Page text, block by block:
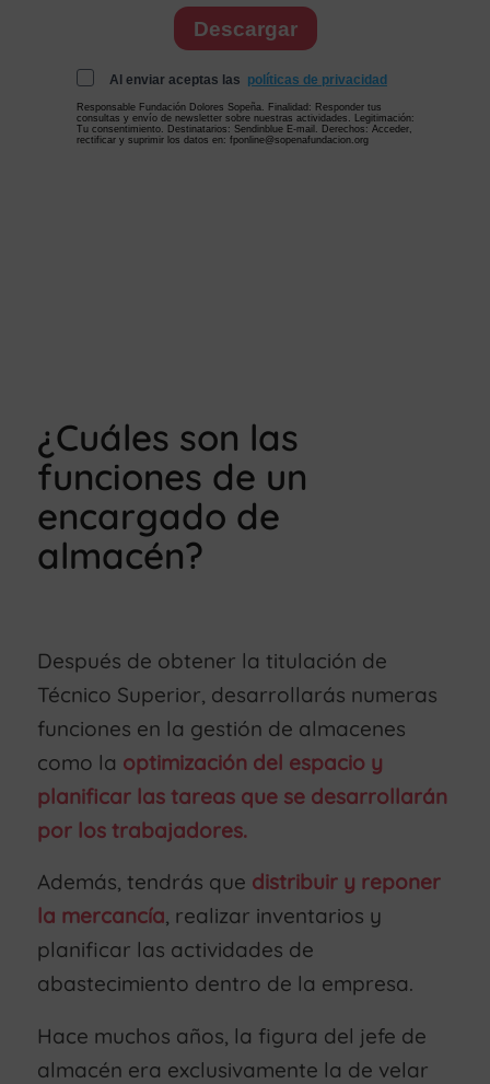
¿Cuáles son las
funciones de un
encargado de
almacén?
Después de obtener la titulación de
Técnico Superior, desarrollarás numeras
funciones en la gestión de almacenes
como la optimización del espacio y
planificar las tareas que se desarrollarán
por los trabajadores.
Además, tendrás que distribuir y reponer
la mercancía, realizar inventarios y
planificar las actividades de
abastecimiento dentro de la empresa.
Hace muchos años, la figura del jefe de
almacén era exclusivamente la de velar